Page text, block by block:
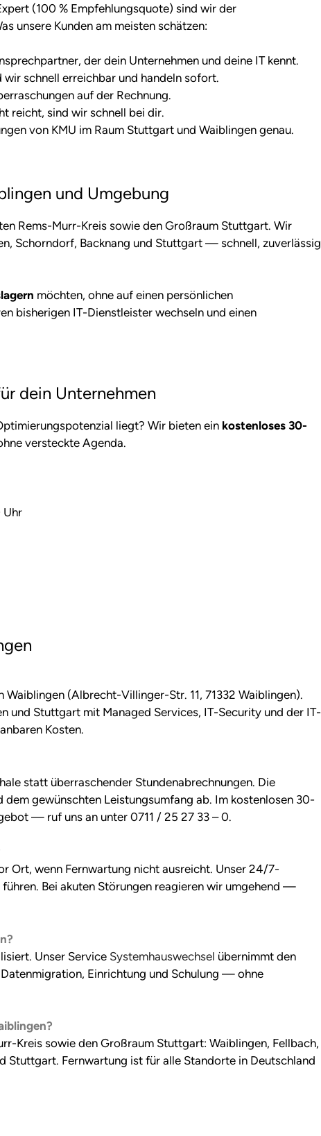
(100 % Empfehlungsquote) sind wir der
unsere Kunden am meisten schätzen:
der dein Unternehmen und deine IT kennt.
schnell erreichbar und handeln sofort.
auf der Rechnung.
reicht, sind wir schnell bei dir.
von KMU im Raum Stuttgart und Waiblingen genau.
und Umgebung
Rems-Murr-Kreis sowie den Großraum Stuttgart. Wir
Schorndorf, Backnang und Stuttgart — schnell, zuverlässig
möchten, ohne auf einen persönlichen
bisherigen IT-Dienstleister wechseln und einen
dein Unternehmen
liegt? Wir bieten ein kostenloses 30-
versteckte Agenda.
Uhr
(Albrecht-Villinger-Str. 11, 71332 Waiblingen).
und Stuttgart mit Managed Services, IT-Security und der IT-
Kosten.
statt überraschender Stundenabrechnungen. Die
gewünschten Leistungsumfang ab. Im kostenlosen 30-
— ruf uns an unter 0711 / 25 27 33 – 0.
Ort, wenn Fernwartung nicht ausreicht. Unser 24/7-
Bei akuten Störungen reagieren wir umgehend —
Unser Service Systemhauswechsel übernimmt den
Einrichtung und Schulung — ohne
Kreis sowie den Großraum Stuttgart: Waiblingen, Fellbach,
Stuttgart. Fernwartung ist für alle Standorte in Deutschland